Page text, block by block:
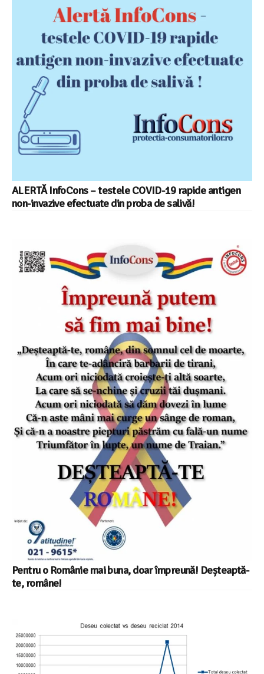
ALERTĂ InfoCons – testele COVID-19 rapide antigen
non-invazive efectuate din proba de salivă!
Pentru o Românie mai buna, doar împreună! Deșteaptă-
te, române!